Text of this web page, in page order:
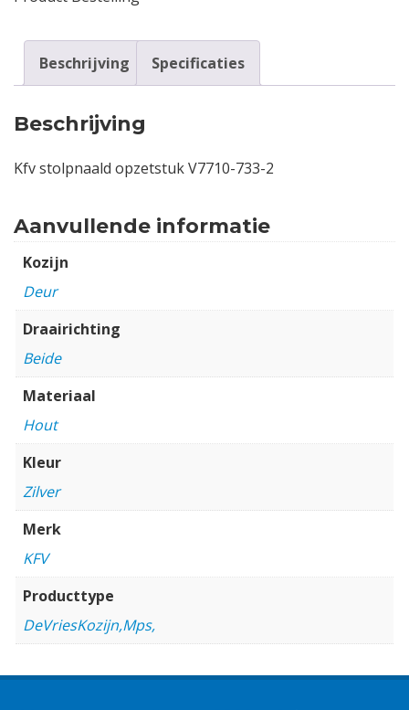
Beschrijving Specificaties
Beschrijving
Kfv stolpnaald opzetstuk V7710-733-2
Aanvullende informatie
Kozijn
Deur
Draairichting
Beide
Materiaal
Hout
Kleur
Zilver
Merk
KFV
Producttype
DeVriesKozijn,Mps,